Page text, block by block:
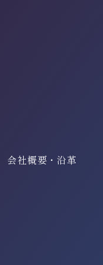
会社概要・沿革